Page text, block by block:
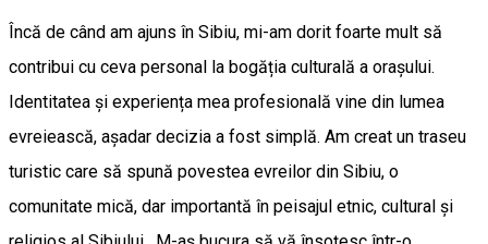
Încă de când am ajuns în Sibiu, mi-am dorit foarte mult să
contribui cu ceva personal la bogăția culturală a orașului.
Identitatea și experiența mea profesională vine din lumea
evreiească, așadar decizia a fost simplă. Am creat un traseu
turistic care să spună povestea evreilor din Sibiu, o
comunitate mică, dar importantă în peisajul etnic, cultural și